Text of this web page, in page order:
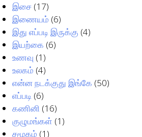
இசை (17)
இணையம் (6)
இது எப்படி இருக்கு (4)
இயற்கை (6)
உணவு (1)
உலகம் (4)
என்ன நடக்குது இங்கே (50)
எப்படி (6)
கணினி (16)
குழுமங்கள் (1)
சமூகம் (1)